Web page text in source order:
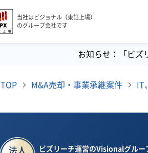
当社はビジョナル（東証上場）
のグループ会社です
お知らせ：「ビズ
TOP M&A売却・事業承継案件 IT
ビズリーチ運営のVisionalグルー